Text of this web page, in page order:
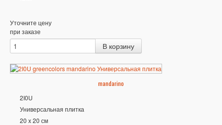
Уточните цену
при заказе
mandarino
2I0U
Универсальная плитка
20 x 20 см